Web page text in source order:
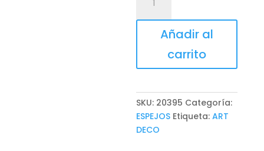
REGEN
cantidad
Añadir al
carrito
SKU: 20395 Categoría:
ESPEJOS Etiqueta:ART
DECO